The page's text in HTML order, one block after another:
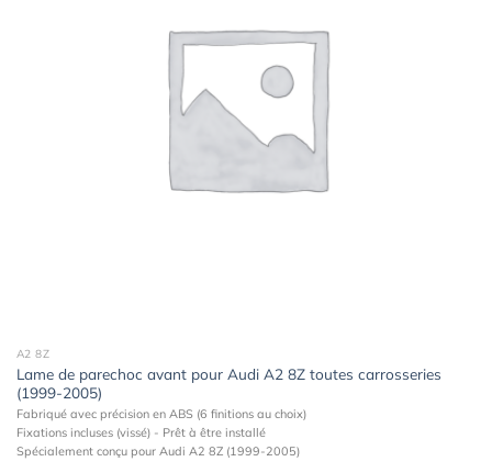
A2 8Z
Lame de parechoc avant pour Audi A2 8Z toutes carrosseries
(1999-2005)
Fabriqué avec précision en ABS (6 finitions au choix)
Fixations incluses (vissé) - Prêt à être installé
Spécialement conçu pour Audi A2 8Z (1999-2005)